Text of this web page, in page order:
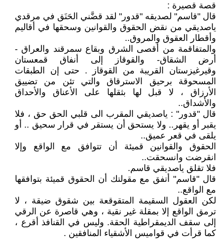
قصة قصيرة :
قال "قاسم" لصديقه "قدور" لقد قضَّني الحَنَق في مرقدي
ياصديقي من نقض الحقوق والقوانين وسحقها في أقاليم
وأقطار العقوق والمروق..
والمتفاقمة من أقصى الشرق وبقاع سمرقند والعراق -
أرض الشقاق- والقوقاز إلى أنفاق قمعستان
وقيرغيزستان القريبة من القوقاز . حتى إن الطبقات
المسحوقة برحيق الاسترقاق والتي تئن من تضييق
الأرزاق ، لا قبل لها بثقلها على الأعناق والأحداق
والأشداق..
قال "قدور" : ياصديقي المقرب الى قلبي الحق حق ، فلا
يقبر أو يقهر.. ولا يستحق أن يستقر في قرار سحيق .. أو
يلقى في قعر عميق..
الحقوق والقوانين قميئة أن تتوافق مع الواقع وإلا
انقرضت وانسحقت..
فلا تقلق ياصديقي قاسم.
قال "قاسم" أتفق مع مقولتك أن الحقوق قميئة بتوافقها
مع الواقع..
لكن العقول السقيمة المتقوقعة بين شقوق ضيقة ، لا
ترمق الواقع إلا بمقلة غير نقية ، وهي قاصرة عن الرقي
إلى سقف الديمقراطية الحقة. وليس في القنافذ أقرع ،
كما قرأت في قواميس الأشقياء المنافقين .